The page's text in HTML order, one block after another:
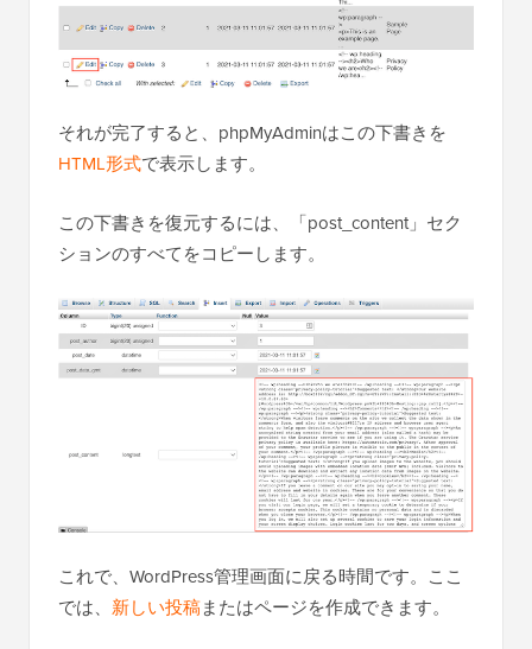
それが完了すると、phpMyAdminはこの下書きを
HTML形式で表示します。
この下書きを復元するには、「post_content」セク
ションのすべてをコピーします。
これで、WordPress管理画面に戻る時間です。ここ
では、 新しい投稿またはページを作成できます。